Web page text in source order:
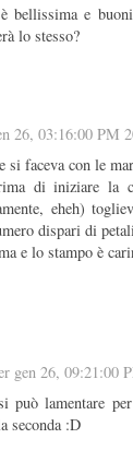
bellissima e
lo stesso?
26, 03:16:00 PM
si faceva con le
di iniziare la
eheh)
dispari di
e lo stampo è
gen 26, 09:21:00
può lamentare
seconda :D